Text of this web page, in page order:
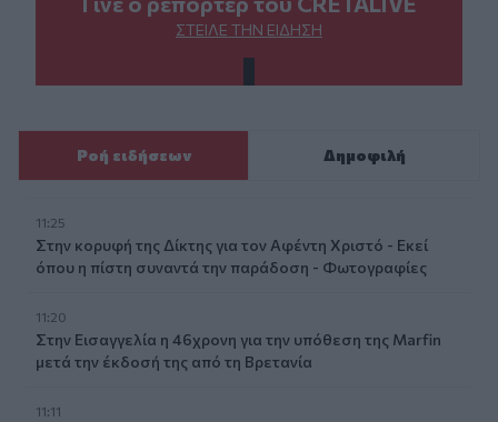
ΣΤΕΊΛΕ ΤΗΝ ΕΊΔΗΣΗ
Ροή ειδήσεων Δημοφιλή
11:25
Στην κορυφή της Δίκτης για τον Αφέντη Χριστό - Εκεί
όπου η πίστη συναντά την παράδοση - Φωτογραφίες
11:20
Στην Εισαγγελία η 46χρονη για την υπόθεση της Marfin
μετά την έκδοσή της από τη Βρετανία
11:11